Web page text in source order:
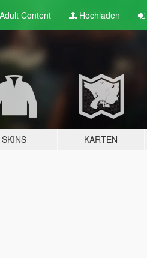
Content Hochladen
SKINS KARTEN